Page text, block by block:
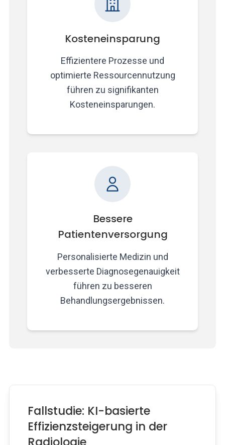
Kosteneinsparung
Effizientere Prozesse und
optimierte Ressourcennutzung
führen zu signifikanten
Kosteneinsparungen.
Bessere
Patientenversorgung
Personalisierte Medizin und
verbesserte Diagnosegenauigkeit
führen zu besseren
Behandlungsergebnissen.
Fallstudie: KI-basierte
Effizienzsteigerung in der